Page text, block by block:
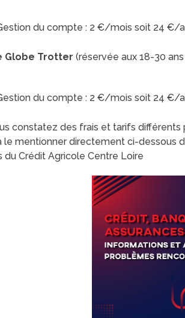
du compte : 2 €/mois soit 24 €/
Globe Trotter (réservée aux 18-30 ans
du compte : 2 €/mois soit 24 €/
constatez des frais et tarifs différents
le mentionner directement ci-dessous
du Crédit Agricole Centre Loire